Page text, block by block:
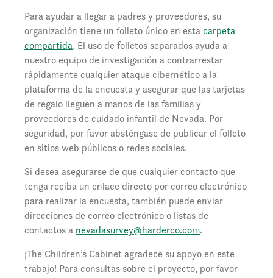
Para ayudar a llegar a padres y proveedores, su
organización tiene un folleto único en estacarpeta
compartida. El uso de folletos separados ayuda a
nuestro equipo de investigación a contrarrestar
rápidamente cualquier ataque cibernético a la
plataforma de la encuesta y asegurar que las tarjetas
de regalo lleguen a manos de las familias y
proveedores de cuidado infantil de Nevada. Por
seguridad, por favor absténgase de publicar el folleto
en sitios web públicos o redes sociales.
Si desea asegurarse de que cualquier contacto que
tenga reciba un enlace directo por correo electrónico
para realizar la encuesta, también puede enviar
direcciones de correo electrónico o listas de
contactos a nevadasurvey@harderco.com.
¡The Children’s Cabinet agradece su apoyo en este
trabajo! Para consultas sobre el proyecto, por favor